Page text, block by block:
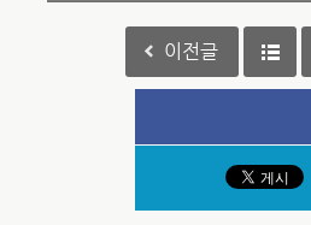
이전글